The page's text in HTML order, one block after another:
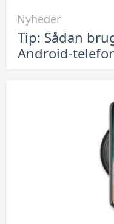
Tip:
Sådan
Nyheder
Tip: Sådan
Android-